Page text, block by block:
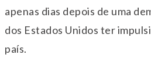
apenas dias depois de uma
dos Estados Unidos ter
país.